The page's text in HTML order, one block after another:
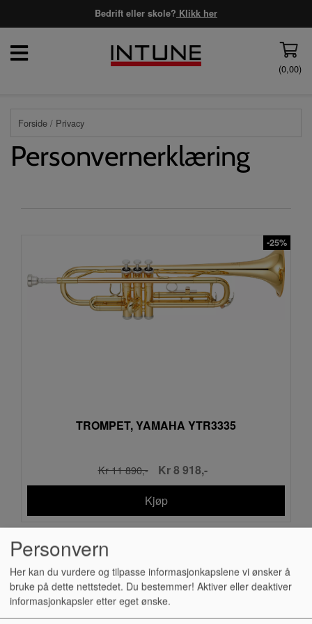
Bedrift eller skole? Klikk her
(0,00)
Forside / Privacy
Personvernerklæring
-25%
TROMPET, YAMAHA YTR3335
Kr 11 890,-
Kr 8 918,-
Kjøp
Cookies
Denne siden bruker cookies i forbindelse med å være
Personvern
Her kan du vurdere og tilpasse informasjonkapslene vi ønsker å
bruke på dette nettstedet. Du bestemmer! Aktiver eller deaktiver
informasjonkapsler etter eget ønske.